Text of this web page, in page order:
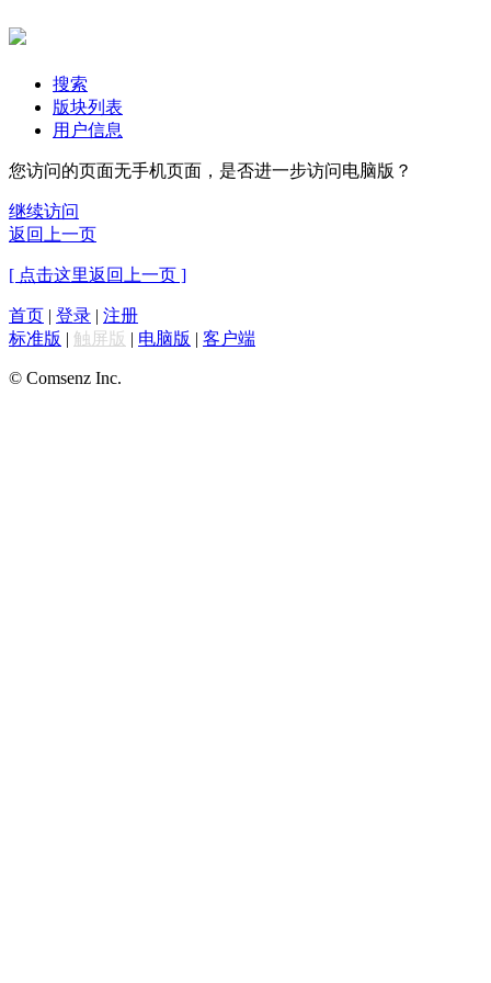
搜索
版块列表
用户信息
您访问的页面无手机页面，是否进一步访问电脑版？
继续访问
返回上一页
[ 点击这里返回上一页 ]
首页 | 登录 | 注册
标准版 | 触屏版 | 电脑版 | 客户端
© Comsenz Inc.